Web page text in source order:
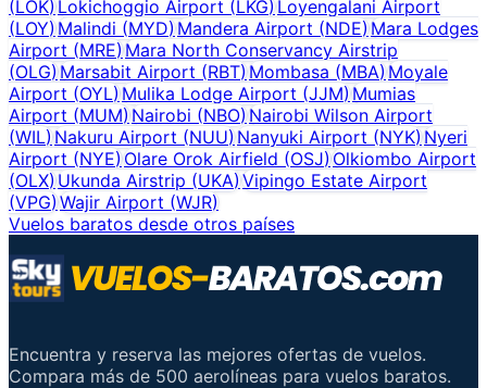
(LOK)Lokichoggio Airport (LKG) Loyengalani Airport
(LOY)Malindi (MYD) Mandera Airport (NDE) Mara Lodges
Airport (MRE)Mara North Conservancy Airstrip
(OLG)Marsabit Airport (RBT) Mombasa (MBA) Moyale
Airport (OYL)Mulika Lodge Airport (JJM) Mumias
Airport (MUM)Nairobi (NBO) Nairobi Wilson Airport
(WIL)Nakuru Airport (NUU) Nanyuki Airport (NYK) Nyeri
Airport (NYE)Olare Orok Airfield (OSJ) Olkiombo Airport
(OLX)Ukunda Airstrip (UKA) Vipingo Estate Airport
(VPG)Wajir Airport (WJR)
Vuelos baratos desde otros países
Encuentra y reserva las mejores ofertas de vuelos.
Compara más de 500 aerolíneas para vuelos baratos.